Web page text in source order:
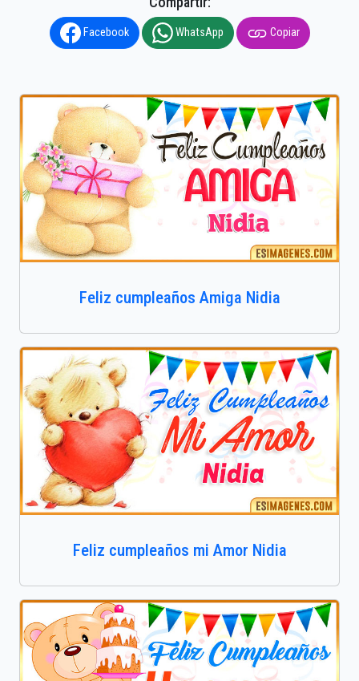
Facebook WhatsApp Copiar
Feliz cumpleaños Amiga Nidia
Feliz cumpleaños mi Amor Nidia